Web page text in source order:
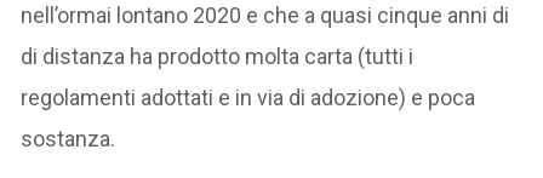
nell’ormai lontano 2020 e che a quasi cinque anni di
di distanza ha prodotto molta carta (tutti i
regolamenti adottati e in via di adozione) e poca
sostanza.